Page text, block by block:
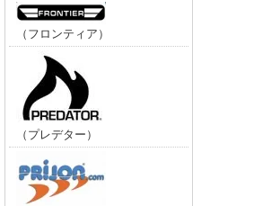
（フロンティア）
（プレデター）